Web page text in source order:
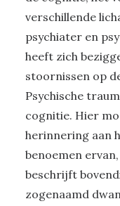
verschillende
psychiater en
heeft zich
stoornissen op
Psychische
cognitie. Hier
herinnering aan
benoemen
beschrijft
zogenaamd